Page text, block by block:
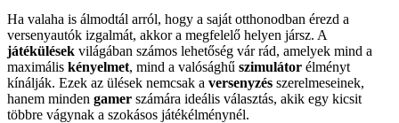
Ha valaha is álmodtál arról, hogy a saját otthonodban érezd a
versenyautók izgalmát, akkor a megfelelő helyen jársz. A
játékülések világában számos lehetőség vár rád, amelyek mind a
maximális kényelmet, mind a valósághű szimulátor élményt
kínálják. Ezek az ülések nemcsak a versenyzés szerelmeseinek,
hanem minden gamer számára ideális választás, akik egy kicsit
többre vágynak a szokásos játékélménynél.